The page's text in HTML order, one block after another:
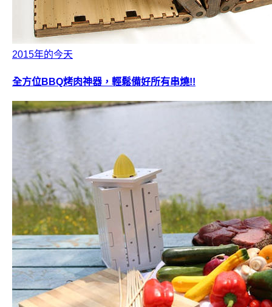
2015年的今天
全方位BBQ烤肉神器，輕鬆備好所有串燒!!